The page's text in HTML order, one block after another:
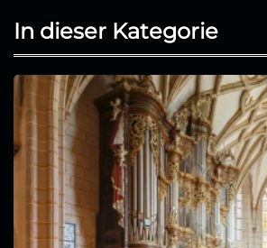
In dieser Kategorie